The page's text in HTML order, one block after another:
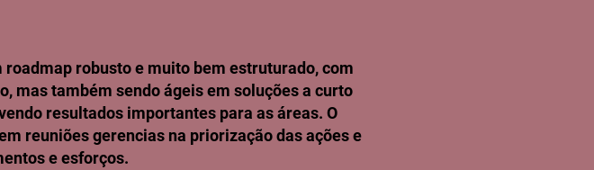
robusto e muito bem estruturado, com
mas também sendo ágeis em soluções a curto
resultados importantes para as áreas. O
reuniões gerencias na priorização das ações e
e esforços.